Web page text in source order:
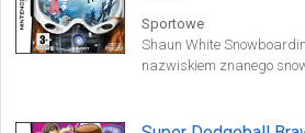
Sportowe
Shaun White
nazwiskiem znanego
swoje umiejętności